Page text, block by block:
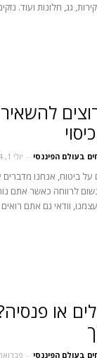
גג, חלונות ועוד.
בעולם הפיננסי - יולי 1, 2024
ביטוח, אנחנו מדברים
לרווחה כאשר אתם
וודאי גם אתם
או
בעולם הפיננסי - פברואר 20,